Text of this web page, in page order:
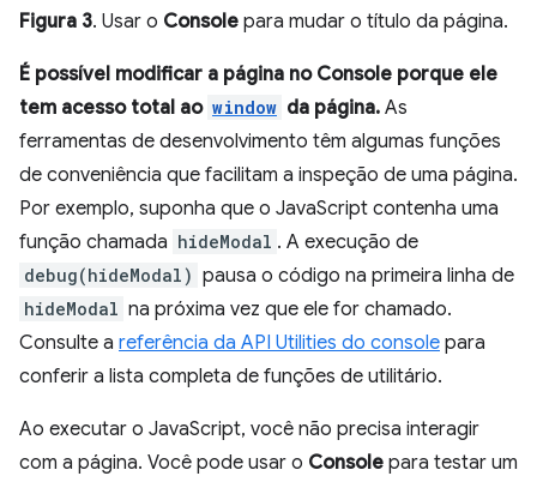
Figura 3. Usar o Console para mudar o título da página.
É possível modificar a página no Console porque ele
tem acesso total ao window da página. As
ferramentas de desenvolvimento têm algumas funções
de conveniência que facilitam a inspeção de uma página.
Por exemplo, suponha que o JavaScript contenha uma
função chamada hideModal . A execução de
debug(hideModal) pausa o código na primeira linha de
hideModal na próxima vez que ele for chamado.
Consulte a referência da API Utilities do console para
conferir a lista completa de funções de utilitário.
Ao executar o JavaScript, você não precisa interagir
com a página. Você pode usar o Console para testar um